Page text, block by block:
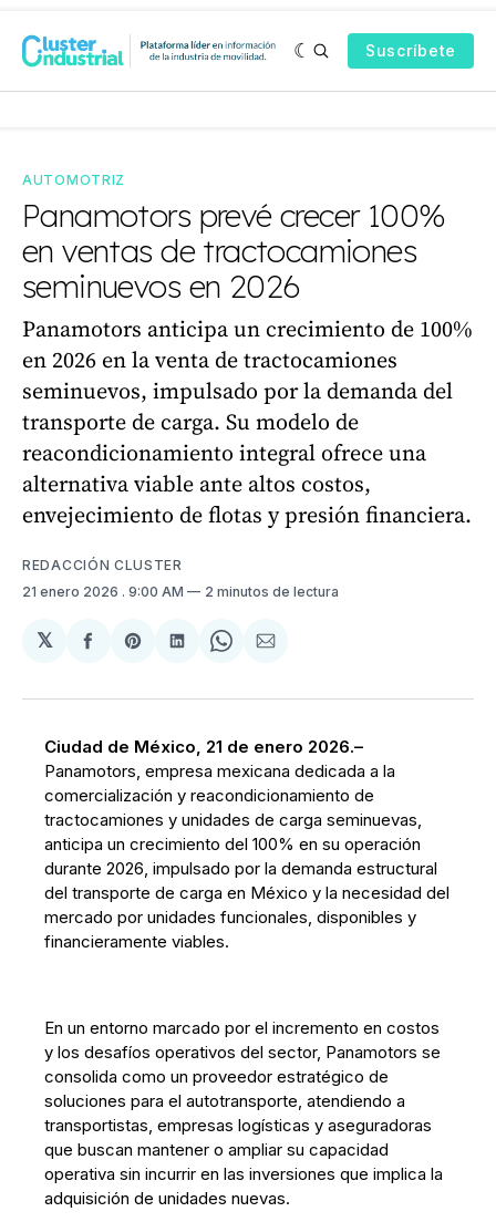
Suscríbete
AUTOMOTRIZ
Panamotors prevé crecer 100%
en ventas de tractocamiones
seminuevos en 2026
Panamotors anticipa un crecimiento de 100%
en 2026 en la venta de tractocamiones
seminuevos, impulsado por la demanda del
transporte de carga. Su modelo de
reacondicionamiento integral ofrece una
alternativa viable ante altos costos,
envejecimiento de flotas y presión financiera.
REDACCIÓN CLUSTER
21 enero 2026 . 9:00 AM 2 minutos de lectura
𝕏
Compartir
Facebook
Share
Pinterest
Compartir
LinkedIn
Share
WhatsApp
Compartir
Email
Ciudad de México, 21 de enero 2026.–
Panamotors, empresa mexicana dedicada a la
comercialización y reacondicionamiento de
tractocamiones y unidades de carga seminuevas,
anticipa un crecimiento del 100% en su operación
durante 2026, impulsado por la demanda estructural
del transporte de carga en México y la necesidad del
mercado por unidades funcionales, disponibles y
financieramente viables.
En un entorno marcado por el incremento en costos
y los desafíos operativos del sector, Panamotors se
consolida como un proveedor estratégico de
soluciones para el autotransporte, atendiendo a
transportistas, empresas logísticas y aseguradoras
que buscan mantener o ampliar su capacidad
operativa sin incurrir en las inversiones que implica la
adquisición de unidades nuevas.